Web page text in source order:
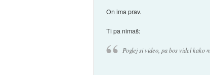
On ima prav.
Ti pa nimaš:
Poglej si video, pa bos videl kako